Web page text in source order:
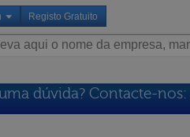
Registo Gratuito
dúvida? Contacte-nos: